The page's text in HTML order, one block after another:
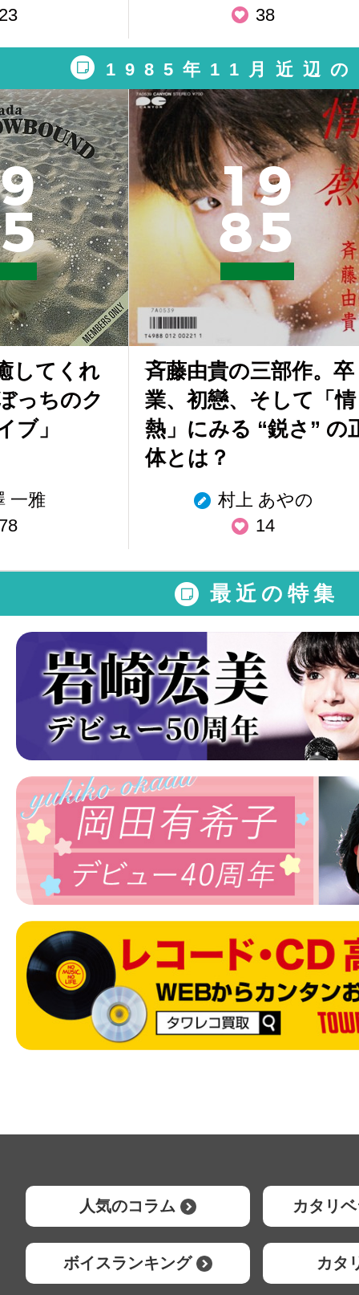
38
1985年11月近辺の
9
5
してくれ
っちのク
ブ」
一雅
19
85
斉藤由貴の三部作。卒
業、初戀、そして「情
熱」にみる “鋭さ” の
体とは？
村上 あやの
14
最近の特集
人気のコラム カタリ
ボイスランキング カタ